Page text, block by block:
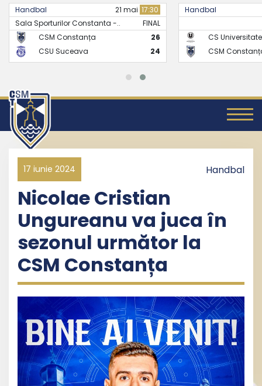
Handbal 21 mai 17:30
Sala Sporturilor Constanta -..
FINAL
CSM Constanța
26
CSU Suceava
24
Handbal
CS
CSM
17 iunie 2024 Handbal
Nicolae Cristian
Ungureanu va juca în
sezonul următor la
CSM Constanța